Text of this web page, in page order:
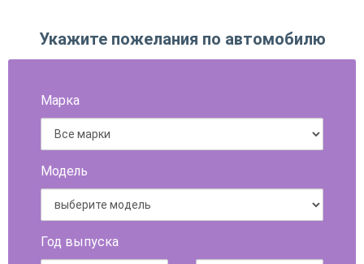
Укажите пожелания по автомобилю
Марка
Модель
Год выпуска